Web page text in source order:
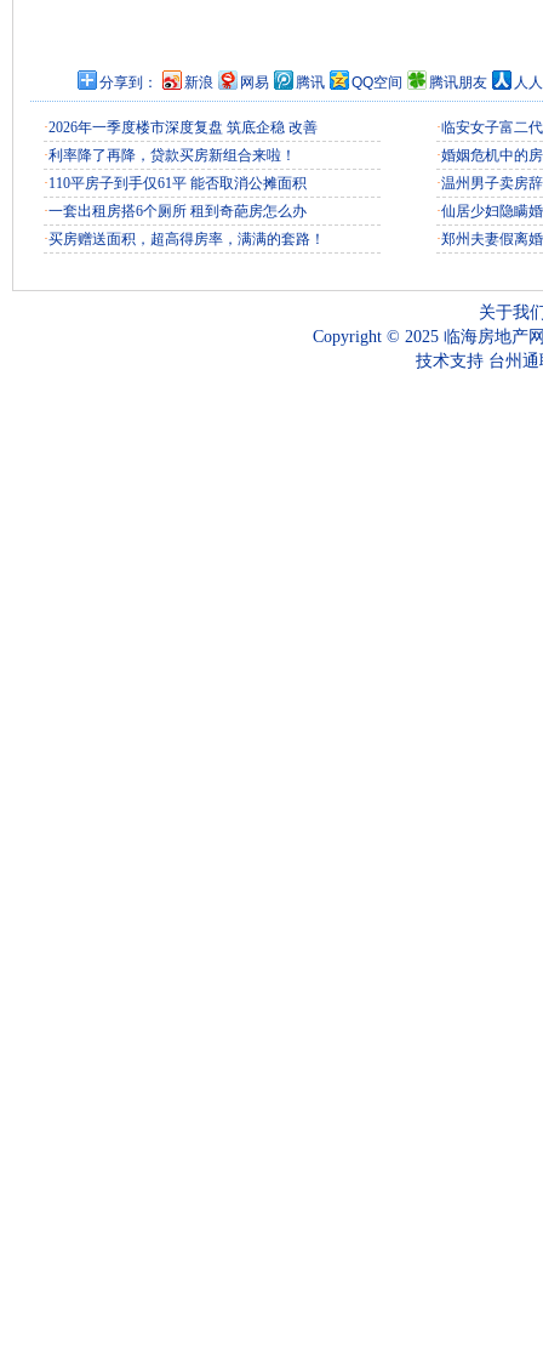
分享到： 新浪 网易 腾讯 QQ空间 腾讯朋友 人
·2026年一季度楼市深度复盘 筑底企稳 改善
·利率降了再降，贷款买房新组合来啦！
·110平房子到手仅61平 能否取消公摊面积
·一套出租房搭6个厕所 租到奇葩房怎么办
·买房赠送面积，超高得房率，满满的套路！
·临安女子富二
·婚姻危机中的
·温州男子卖房
·仙居少妇隐瞒
·郑州夫妻假离
关于我
Copyright © 2025 临海房地产
技术支持 台州